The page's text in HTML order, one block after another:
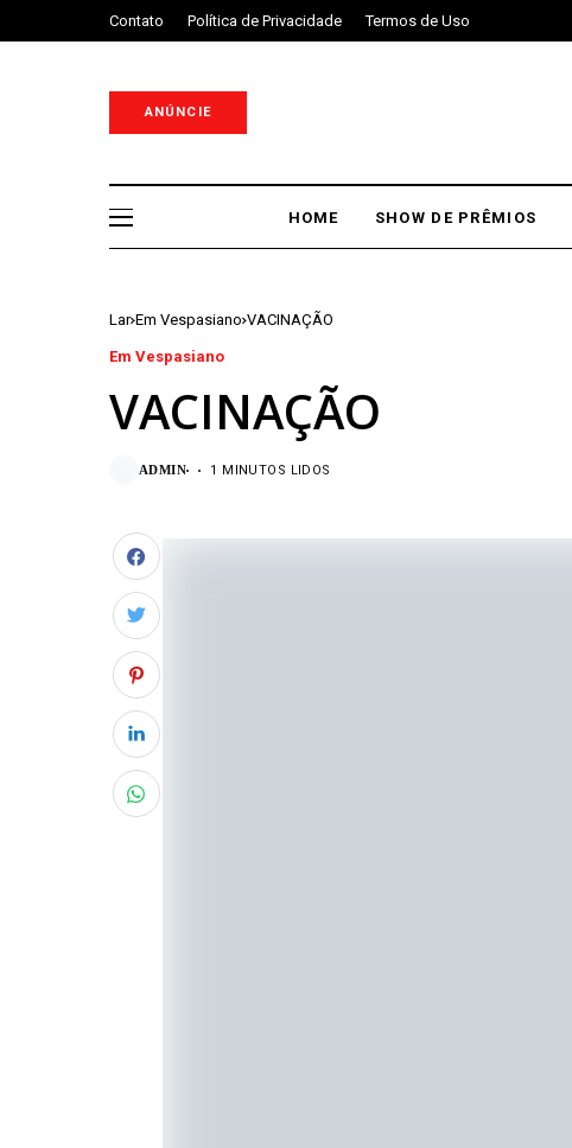
Contato Política de Privacidade Termos de Uso
ANÚNCIE
HOME SHOW DE PRÊMIOS
Lar Em Vespasiano VACINAÇÃO
Em Vespasiano
VACINAÇÃO
ADMIN 1 MINUTOS LIDOS